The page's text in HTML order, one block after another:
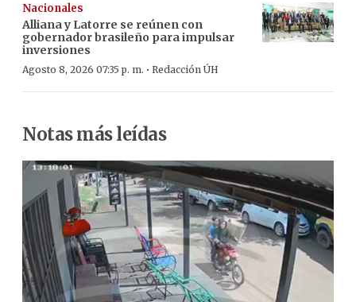
Nacionales
Alliana y Latorre se reúnen con
gobernador brasileño para impulsar
inversiones
Agosto 8, 2026 07:35 p. m. · Redacción ÚH
Notas más leídas